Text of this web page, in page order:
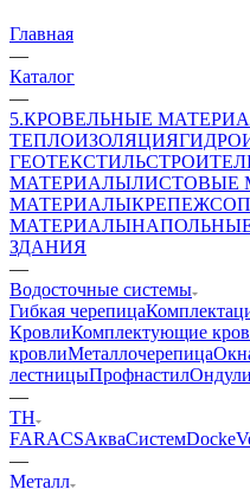
Главная
—
Каталог
—
5.КРОВЕЛЬНЫЕ
ТЕПЛОИЗОЛЯЦИЯ
ГЕОТЕКСТИЛЬ
МАТЕРИАЛЫЛИСТОВЫЕ
МАТЕРИАЛЫКРЕПЕЖ
МАТЕРИАЛЫ
ЗДАНИЯ
—
Водосточные системы
Гибкая черепица
КровлиКомплектующие
кровлиМеталлочерепица
лестницыПрофнастил
—
ТН
FARACSАкваСистемDocke
—
Металл